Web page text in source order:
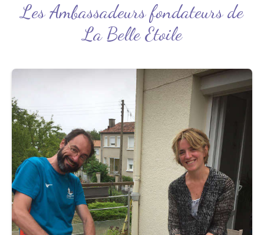
Les Ambassadeurs fondateurs de
La Belle Etoile